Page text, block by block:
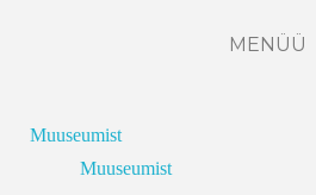
MENÜÜ
Muuseumist
Muuseumist